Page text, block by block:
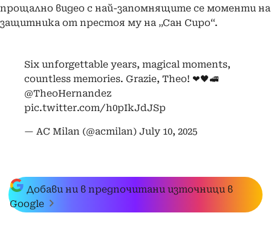
прощално видео с най-запомнящите се моменти на
защитника от престоя му на „Сан Сиро“.
Six unforgettable years, magical moments,
countless memories. Grazie, Theo! ❤🖤🚅
@TheoHernandez
pic.twitter.com/h0pIkJdJSp
— AC Milan (@acmilan) July 10, 2025
Добави ни в предпочитани източници в
Google